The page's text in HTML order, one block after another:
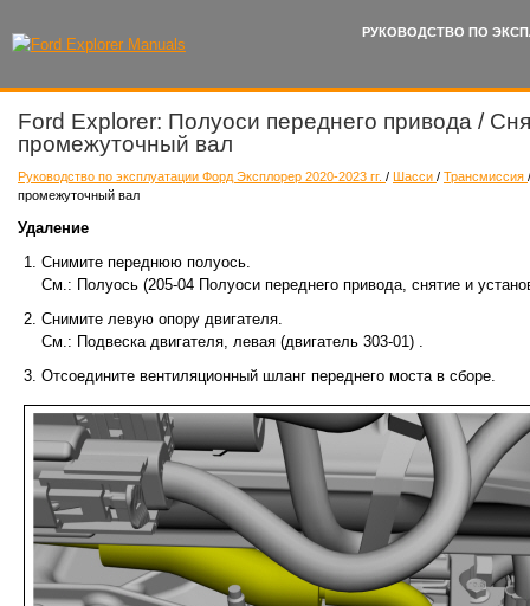
РУКОВОДСТВО ПО
Ford Explorer: Полуоси переднего привода /
промежуточный вал
Руководство по эксплуатации Форд Эксплорер 2020-2023 гг. / Шасси / Трансмиссия
промежуточный вал
Удаление
Снимите переднюю полуось.
См.: Полуось (205-04 Полуоси переднего привода, снятие и
Снимите левую опору двигателя.
См.: Подвеска двигателя, левая (двигатель 303-01) .
Отсоедините вентиляционный шланг переднего моста в сборе.